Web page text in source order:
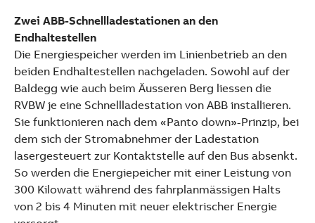
Zwei ABB-Schnellladestationen an den
Endhaltestellen
Die Energiespeicher werden im Linienbetrieb an den
beiden Endhaltestellen nachgeladen. Sowohl auf der
Baldegg wie auch beim Äusseren Berg liessen die
RVBW je eine Schnellladestation von ABB installieren.
Sie funktionieren nach dem «Panto down»-Prinzip, bei
dem sich der Stromabnehmer der Ladestation
lasergesteuert zur Kontaktstelle auf den Bus absenkt.
So werden die Energiepeicher mit einer Leistung von
300 Kilowatt während des fahrplanmässigen Halts
von 2 bis 4 Minuten mit neuer elektrischer Energie